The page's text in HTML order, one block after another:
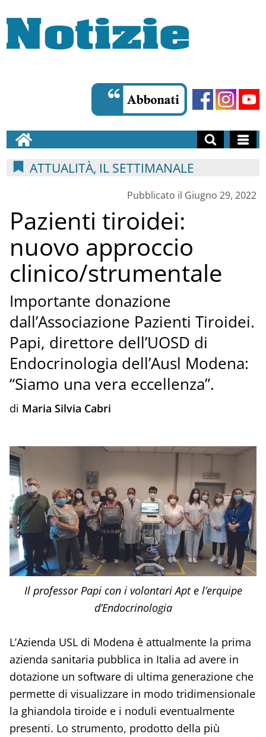
ATTUALITÀ, IL SETTIMANALE
Pubblicato il Giugno 29, 2022
Pazienti tiroidei:
nuovo approccio
clinico/strumentale
Importante donazione
dall’Associazione Pazienti Tiroidei.
Papi, direttore dell’UOSD di
Endocrinologia dell’Ausl Modena:
“Siamo una vera eccellenza”.
di Maria Silvia Cabri
Il professor Papi con i volontari Apt e l’erquipe
d’Endocrinologia
L’Azienda USL di Modena è attualmente la prima
azienda sanitaria pubblica in Italia ad avere in
dotazione un software di ultima generazione che
permette di visualizzare in modo tridimensionale
la ghiandola tiroide e i noduli eventualmente
presenti. Lo strumento, prodotto della più